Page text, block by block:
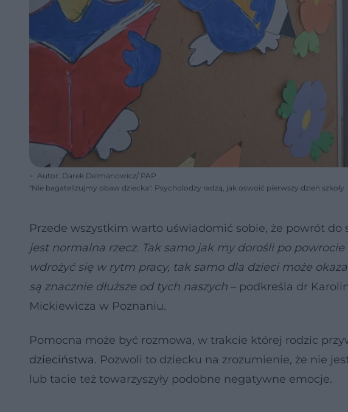
Autor: Darek Delmanowicz/ PAP
"Nie bagatelizujmy obaw dziecka". Psycholodzy radzą, jak oswoić pierwszy dzień szkoły
Przede wszystkim warto uświadomić sobie, że powrót do
jest normalna rzecz. Tak samo jak my dorośli po
wdrożyć się w rytm pracy, tak samo dla dzieci może
są znacznie dłuższe od tych naszych – podkreśla dr
Mickiewicza w Poznaniu.
Pomocna może być rozmowa, w trakcie której rodzic
dzieciństwa. Pozwoli to dziecku na zrozumienie, że nie
lub tacie też towarzyszyły podobne negatywne emocje.